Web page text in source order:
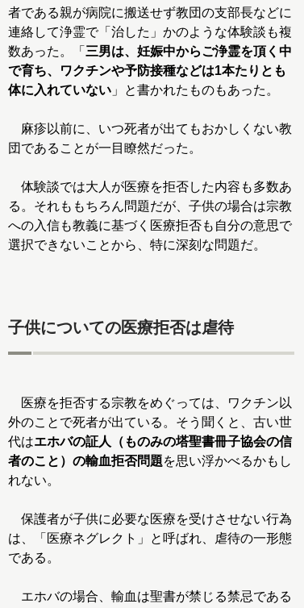
者である親が病院に搬送せず教団の支部長などに
連絡して浄霊で「治した」かのような体験談も複
数あった。「 三男は、妊娠中からご浄霊を頂く中
で育ち、ワクチンや予防接種などは1本たりとも
体に入れていない 」と書かれたものもあった。
麻疹以前に、いつ死者が出てもおかしくない教
団であることが一目瞭然だった。
体験談では大人が医療を拒否した内容も多数あ
る。それももちろん問題だが、子供の場合は宗教
への入信も教義に基づく医療拒否も自分の意思で
選択できないことから、特に深刻な問題だ。
子供についての医療拒否は虐待
医療を拒否する宗教をめぐっては、ワクチン以
外のことで死者が出ている。そう聞くと、古い世
代はエホバの証人（ものみの塔聖書冊子協会の信
者のこと）の輸血拒否問題を思い浮かべるかもし
れない。
保護者が子供に必要な医療を受けさせない行為
は、「医療ネグレクト」と呼ばれ、虐待の一形態
である。
エホバの場合、輸血は聖書が禁じる禁忌である